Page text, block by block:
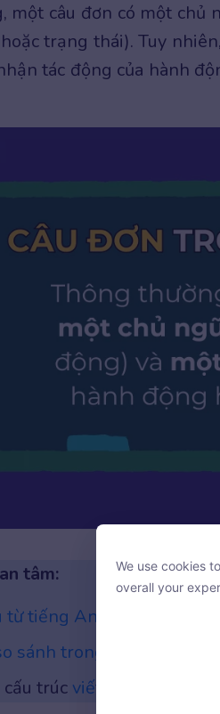
một câu đơn có một chủ
trạng thái). Tuy
tác động của hành
tâm:
từ tiếng Anh (Rhetorical
sánh trong tiếng Anh
trúc viết lại câu
We use cookies
overall your
We use cookies
overall your